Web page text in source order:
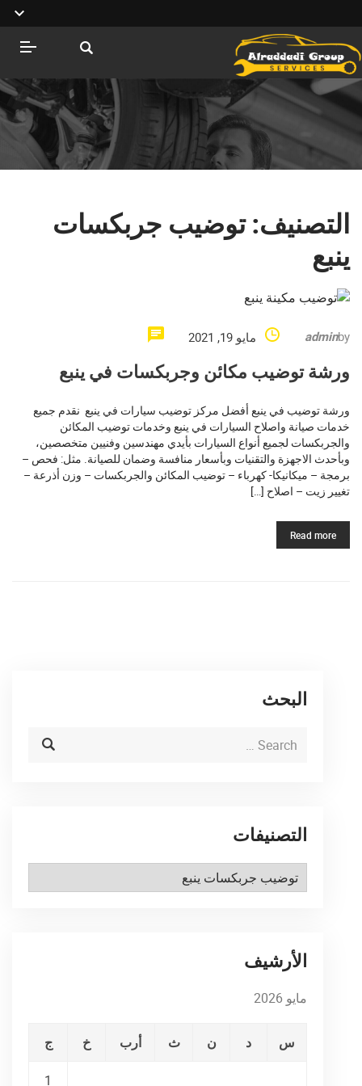
التصنيف:توضيب جربكسات
ينبع
by
admin مايو 19, 2021
ورشة توضيب مكائن وجربكسات في ينبع
ورشة توضيب في ينبع أفضل مركز توضيب سيارات في ينبع نقدم جميع
خدمات صيانة واصلاح السيارات في ينبع وخدمات توضيب المكائن
والجربكسات لجميع أنواع السيارات بأيدي مهندسين وفنيين متخصصين،
وبأحدث الاجهزة والتقنيات وبأسعار منافسة وضمان للصيانة. مثل: فحص –
برمجة – ميكانيكا- كهرباء – توضيب المكائن والجربكسات – وزن أذرعة –
تغيير زيت – اصلاح […]
Read more
البحث
التصنيفات
التصنيفات
الأرشيف
مايو 2026
س د ن ث أرب خ ج
1